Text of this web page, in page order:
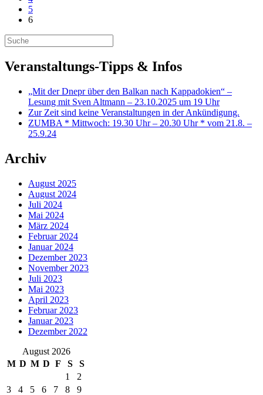
5
6
Veranstaltungs-Tipps & Infos
„Mit der Dnepr über den Balkan nach Kappadokien“ –
Lesung mit Sven Altmann – 23.10.2025 um 19 Uhr
Zur Zeit sind keine Veranstaltungen in der Ankündigung.
ZUMBA * Mittwoch: 19.30 Uhr – 20.30 Uhr * vom 21.8. –
25.9.24
Archiv
August 2025
August 2024
Juli 2024
Mai 2024
März 2024
Februar 2024
Januar 2024
Dezember 2023
November 2023
Juli 2023
Mai 2023
April 2023
Februar 2023
Januar 2023
Dezember 2022
August 2026
M D M D F S
S
1
2
3
4 5 6 7 8
9